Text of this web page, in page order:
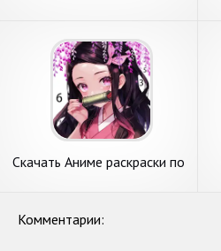
на Андроид
Скачать Аниме раскраски по
Комментарии: